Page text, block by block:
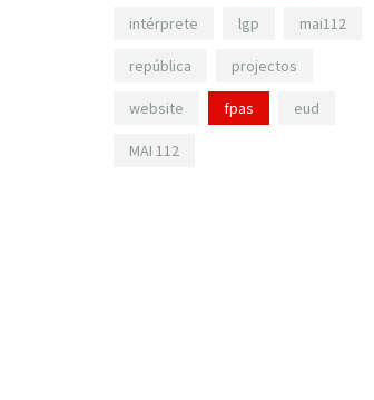
intérprete lgp mai112
república projectos
website fpas eud
MAI 112